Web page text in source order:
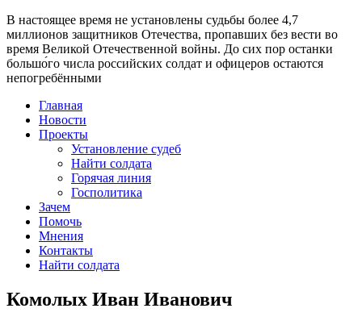
В настоящее время не установлены судьбы более 4,7
миллионов защитников Отечества, пропавших без вести во
время Великой Отечественной войны. До сих пор останки
большо́го числа российских солдат и офицеров остаются
непогребёнными
Главная
Новости
Проекты
Установление судеб
Найти солдата
Горячая линия
Госполитика
Зачем
Помочь
Мнения
Контакты
Найти солдата
Комолых Иван Иванович